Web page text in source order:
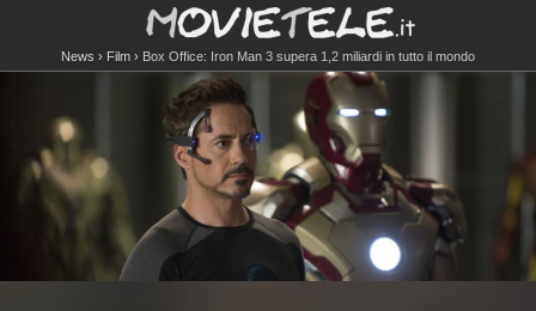
News Film Box Office: Iron Man 3 supera 1,2 miliardi in tutto il mondo